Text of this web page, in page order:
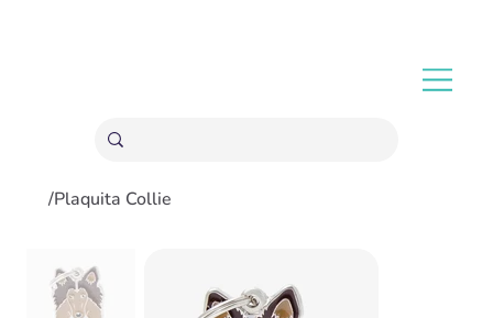
/Plaquita Collie